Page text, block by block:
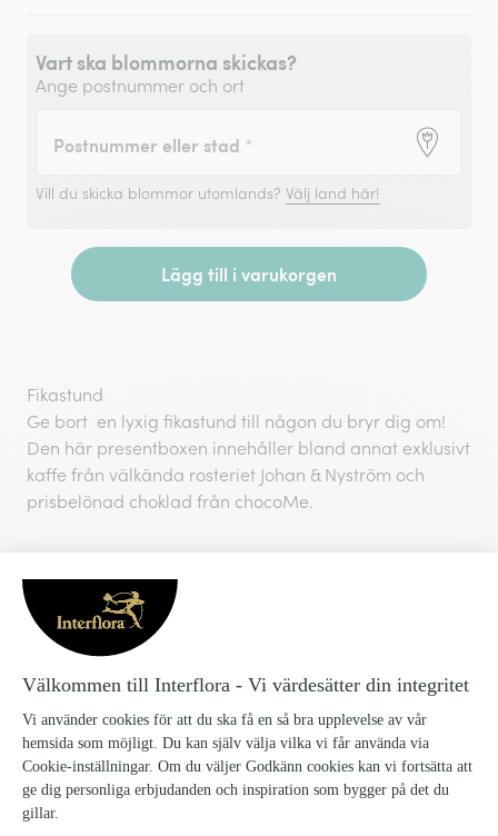
Vart ska blommorna skickas?
Ange postnummer och ort
Postnummer eller stad *
Vill du skicka blommor utomlands? Välj land här!
Lägg till i varukorgen
Fikastund
Ge bort en lyxig fikastund till någon du bryr dig om!
Den här presentboxen innehåller bland annat exklusivt
kaffe från välkända rosteriet Johan & Nyström och
prisbelönad choklad från chocoMe.
Det här fika-kitet innehåller:
Bryggkaffe rostat av
rosteriet Johan &
Nyström
chocoMe med mörk
choklad dekorerad med
kanderat citronskal,
chokladknappar med
lime-smak och